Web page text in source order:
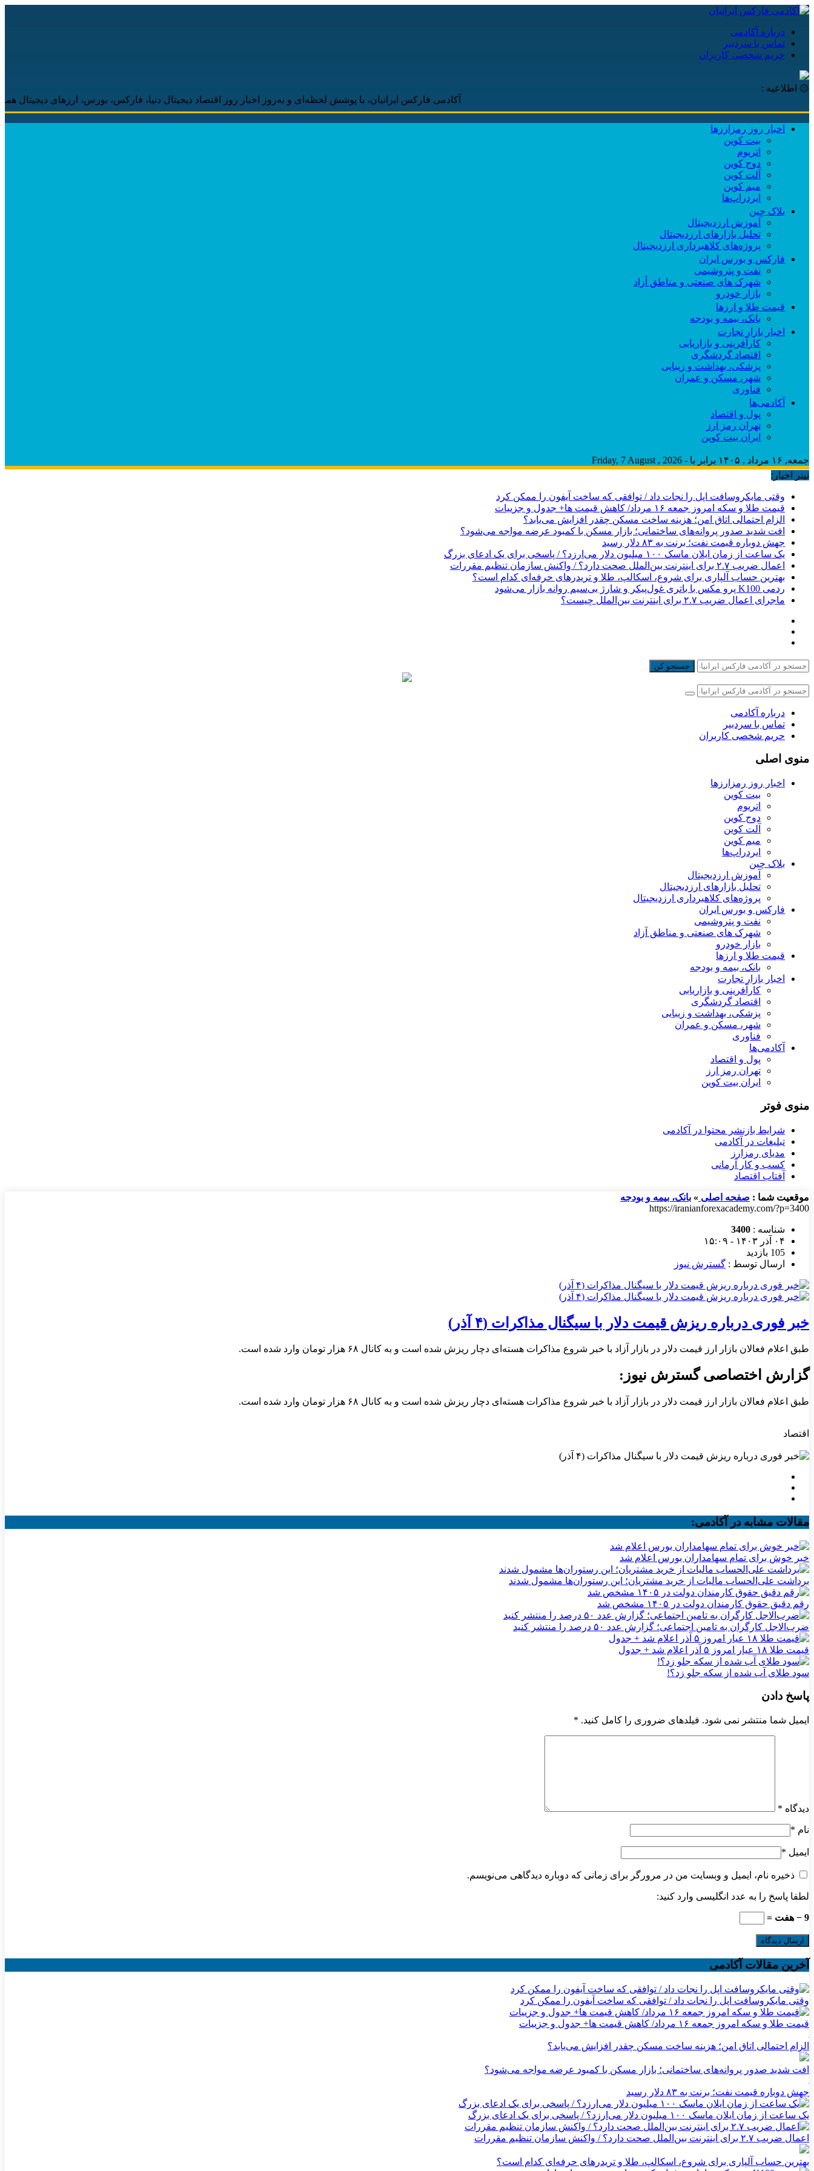
درباره آکادمی
تماس با سردبیر
حریم شخصی کاربران
۞ اطلاعیه :
آکادمی فارکس ایرانیان، با پوشش لحظه‌ای و به‌روز اخبار روز اقتصاد دیجیتال دنیا، فارکس، بورس، ارزهای دیجیتال همراه شما
اخبار روز رمزارزها
بیت کوین
اتریوم
دوج کوین
آلت کوین
میم کوین‌
ایردراپ‌ها
بلاک چین
آموزش ارزدیجیتال
تحلیل بازارهای ارزدیجیتال
پروژه‌های کلاهبرداری ارزدیجیتال
فارکس و بورس ایران
نفت و پتروشیمی
شهرک های صنعتی و مناطق آزاد
بازار خودرو
قیمت طلا و ارزها
بانک، بیمه و بودجه
اخبار بازار تجارت
کارآفرینی و بازاریابی
اقتصاد گردشگری
پزشکی، بهداشت و زیبایی
شهر، مسکن و عمران
فناوری
آکادمی‌ها
پول و اقتصاد
تهران رمز ارز
ایران بیت کوین
جمعه, ۱۶ مرداد , ۱۴۰۵ برابر با - Friday, 7 August , 2026
تیتر اخبار:
وقتی مایکروسافت اپل را نجات داد / توافقی که ساخت آیفون را ممکن کرد
قیمت طلا و سکه امروز جمعه ۱۶ مرداد/ کاهش قیمت ها+ جدول و جزییات
الزام احتمالی اتاق امن؛ هزینه ساخت مسکن چقدر افزایش می‌یابد؟
افت شدید صدور پروانه‌های ساختمانی؛ بازار مسکن با کمبود عرضه مواجه می‌شود؟
جهش دوباره قیمت نفت؛ برنت به ۸۳ دلار رسید
یک ساعت از زمان ایلان ماسک ۱۰۰ میلیون دلار می‌ارزد؟ / پاسخی برای یک ادعای بزرگ
اعمال ضریب ۲.۷ برای اینترنت بین‌الملل صحت دارد؟ / واکنش سازمان تنظیم مقررات
بهترین حساب آلپاری برای شروع، اسکالپ، طلا و تریدرهای حرفه‌ای کدام است؟
ردمی K100 پرو مکس با باتری غول‌پیکر و شارژ بی‌سیم روانه بازار می‌شود
ماجرای اعمال ضریب ۲.۷ برای اینترنت بین‌الملل چیست؟
جستجو کن
درباره آکادمی
تماس با سردبیر
حریم شخصی کاربران
منوی اصلی
اخبار روز رمزارزها
بیت کوین
اتریوم
دوج کوین
آلت کوین
میم کوین‌
ایردراپ‌ها
بلاک چین
آموزش ارزدیجیتال
تحلیل بازارهای ارزدیجیتال
پروژه‌های کلاهبرداری ارزدیجیتال
فارکس و بورس ایران
نفت و پتروشیمی
شهرک های صنعتی و مناطق آزاد
بازار خودرو
قیمت طلا و ارزها
بانک، بیمه و بودجه
اخبار بازار تجارت
کارآفرینی و بازاریابی
اقتصاد گردشگری
پزشکی، بهداشت و زیبایی
شهر، مسکن و عمران
فناوری
آکادمی‌ها
پول و اقتصاد
تهران رمز ارز
ایران بیت کوین
منوی فوتر
شرایط بازنشر محتوا در آکادمی
تبلیغات در آکادمی
مدیای رمزارز
کسب و کار آرمانی
آفتاب اقتصاد
موقعیت شما : صفحه اصلی » بانک، بیمه و بودجه
https://iranianforexacademy.com/?p=3400
شناسه : 3400
۰۴ آذر ۱۴۰۳ - ۱۵:۰۹
105 بازدید
ارسال توسط : گسترش نیوز
خبر فوری درباره ریزش قیمت دلار با سیگنال مذاکرات (۴ آذر)
طبق اعلام فعالان بازار ارز قیمت دلار در بازار آزاد با خبر شروع مذاکرات هسته‌ای دچار ریزش شده است و به کانال ۶۸ هزار تومان وارد شده است.
گزارش اختصاصی گسترش نیوز:
طبق اعلام فعالان بازار ارز قیمت دلار در بازار آزاد با خبر شروع مذاکرات هسته‌ای دچار ریزش شده است و به کانال ۶۸ هزار تومان وارد شده است.
اقتصاد
مقالات مشابه در آکادمی:
خبر خوش برای تمام سهامداران بورس اعلام شد
برداشت علی‌الحساب مالیات از خرید مشتریان؛ این رستوران‌ها مشمول شدند
رقم دقیق حقوق کارمندان دولت در ۱۴۰۵ مشخص شد
ضرب‌الاجل کارگران به تامین اجتماعی؛ گزارش عدد ۵۰ درصد را منتشر کنید
قیمت طلا ۱۸ عیار امروز ۵ آذر اعلام شد + جدول
سود طلای آب شده از سکه جلو زد؟!
پاسخ دادن
ایمیل شما منتشر نمی شود. فیلدهای ضروری را کامل کنید. *
دیدگاه *
نام *
ایمیل *
ذخیره نام، ایمیل و وبسایت من در مرورگر برای زمانی که دوباره دیدگاهی می‌نویسم.
لطفا پاسخ را به عدد انگلیسی وارد کنید:
9 − هفت =
آخرین مقالات آکادمی
وقتی مایکروسافت اپل را نجات داد / توافقی که ساخت آیفون را ممکن کرد
قیمت طلا و سکه امروز جمعه ۱۶ مرداد/ کاهش قیمت ها+ جدول و جزییات
الزام احتمالی اتاق امن؛ هزینه ساخت مسکن چقدر افزایش می‌یابد؟
افت شدید صدور پروانه‌های ساختمانی؛ بازار مسکن با کمبود عرضه مواجه می‌شود؟
جهش دوباره قیمت نفت؛ برنت به ۸۳ دلار رسید
یک ساعت از زمان ایلان ماسک ۱۰۰ میلیون دلار می‌ارزد؟ / پاسخی برای یک ادعای بزرگ
اعمال ضریب ۲.۷ برای اینترنت بین‌الملل صحت دارد؟ / واکنش سازمان تنظیم مقررات
بهترین حساب آلپاری برای شروع، اسکالپ، طلا و تریدرهای حرفه‌ای کدام است؟